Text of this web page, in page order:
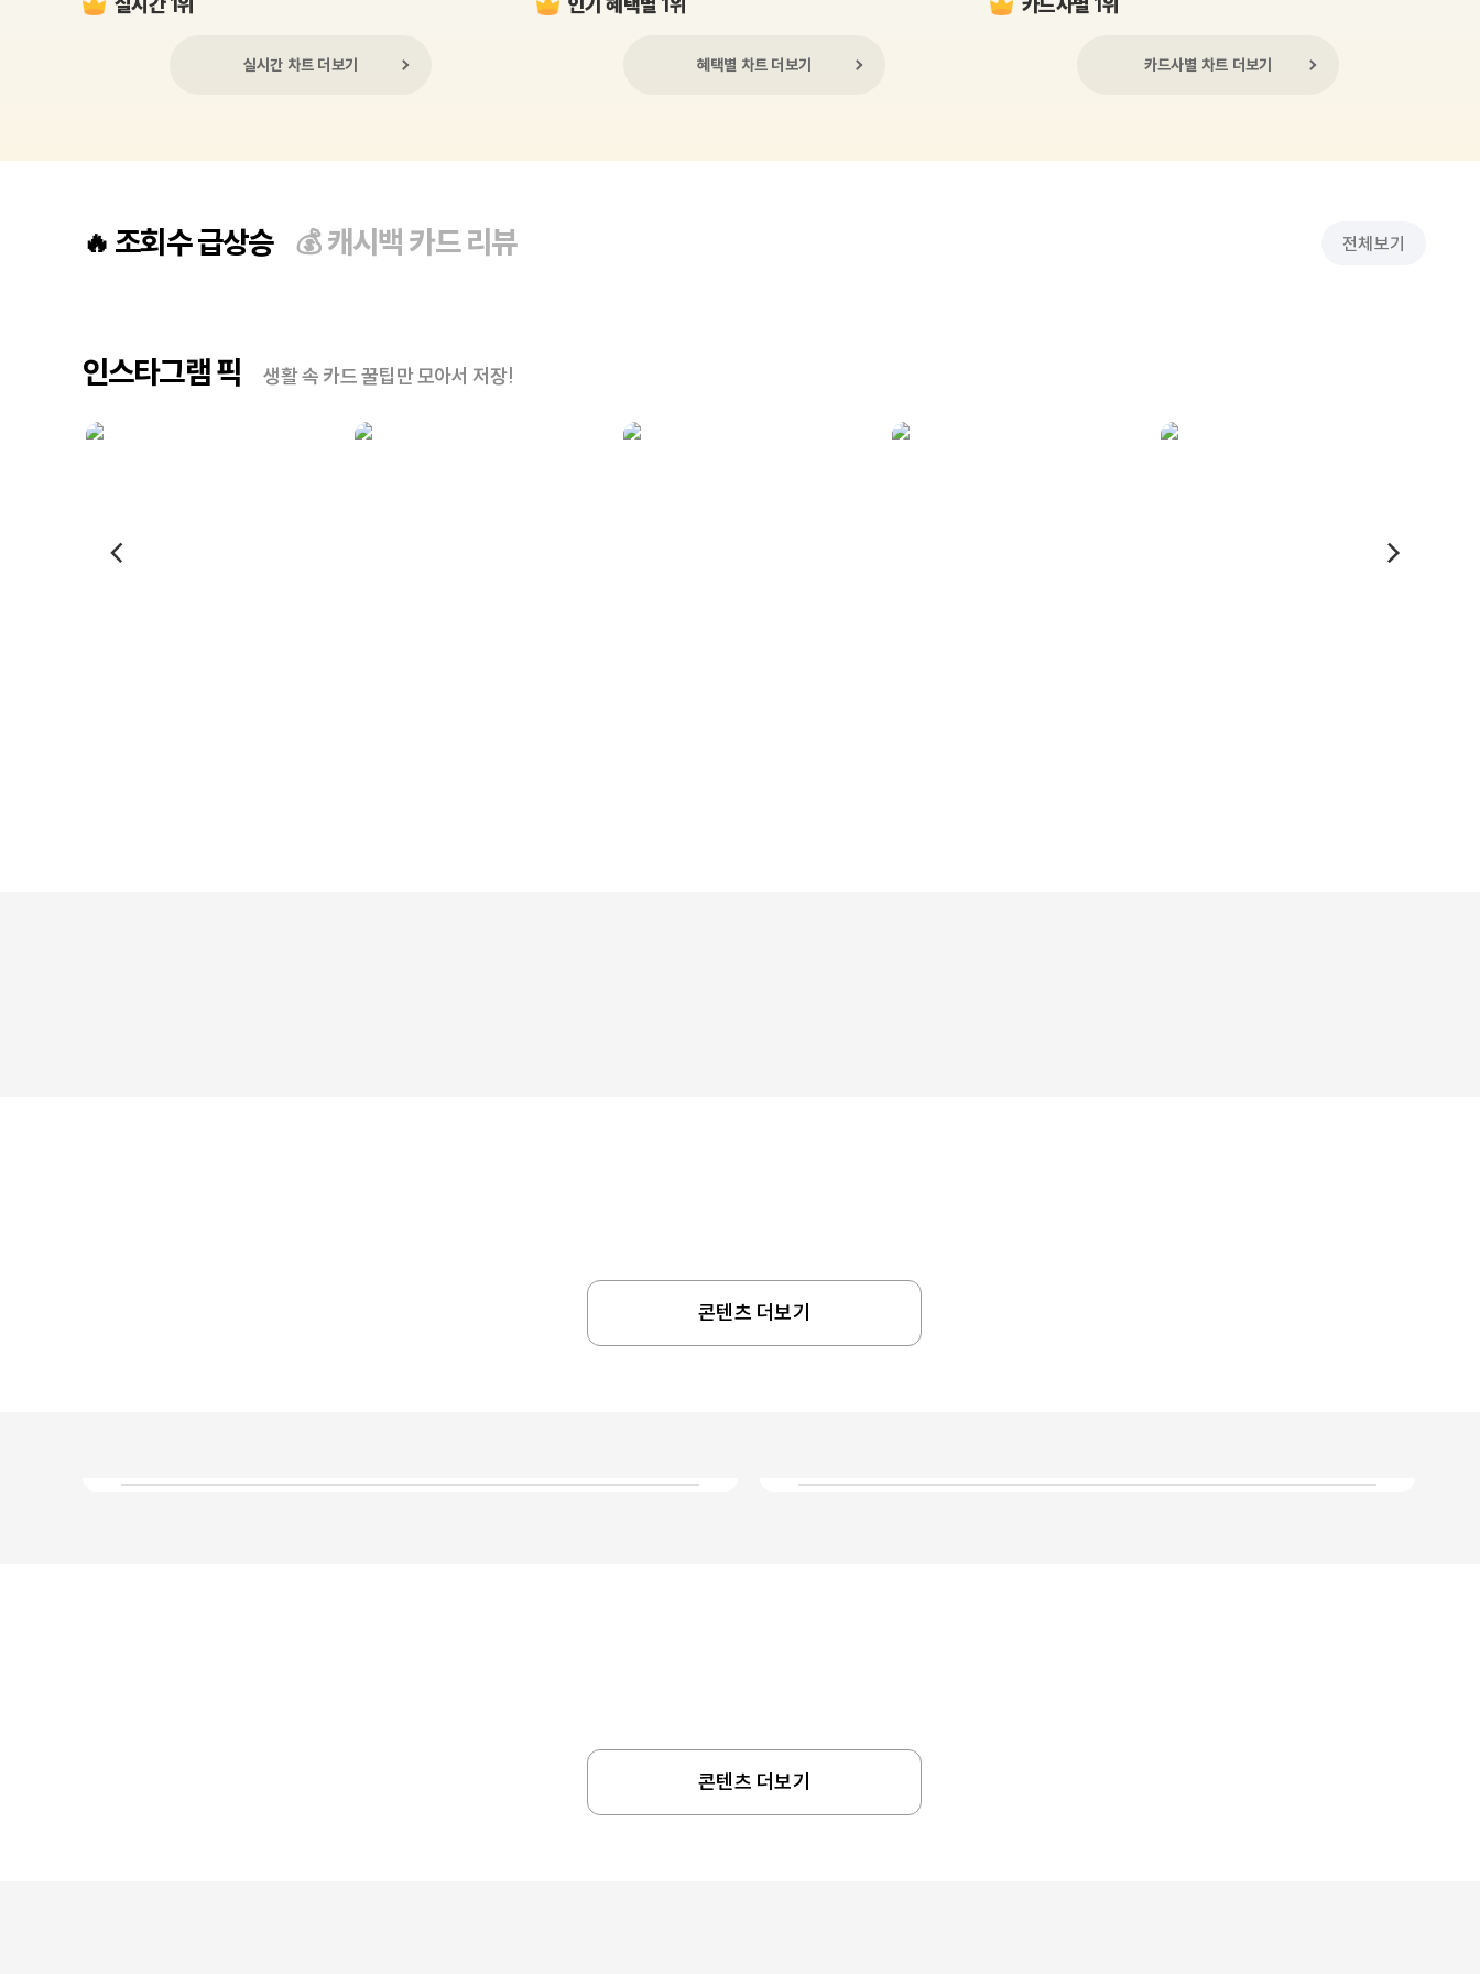
실시간 차트 더보기 혜택별 차트 더보기 카드사별 차트 더보기
🔥 조회수 급상승 💰캐시백 카드 리뷰 전체보기
인스타그램 픽 생활 속 카드 꿀팁만 모아서 저장!
콘텐츠 더보기
콘텐츠 더보기